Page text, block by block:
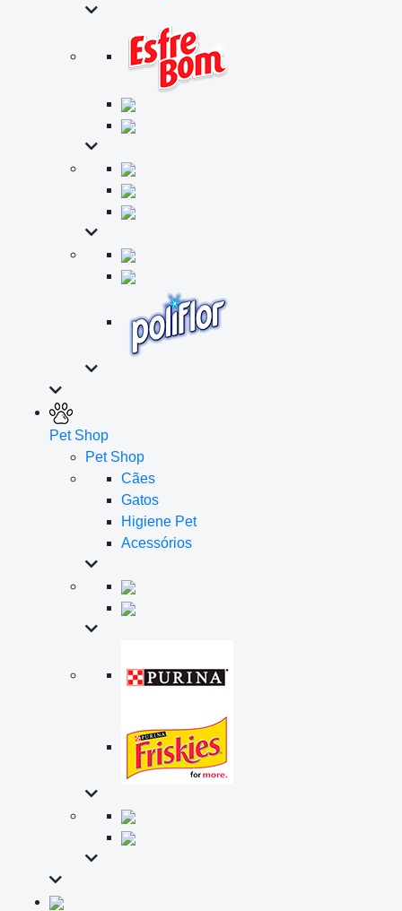
Pet Shop
Pet Shop
Cães
Gatos
Higiene Pet
Acessórios